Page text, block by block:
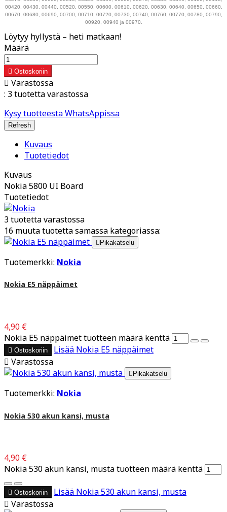
00420, 00430, 00440, 00520, 00550, 00600, 00610, 00620, 00630, 00640, 00650, 00660,
00670, 00680, 00690, 00700, 00710, 00720, 00730, 00740, 00760, 00770, 00780, 00790,
00920, 00940 ja 00970.
Löytyy hyllystä – heti matkaan!
Määrä
 Ostoskoriin
 Varastossa
: 3 tuotetta varastossa
Kysy tuotteesta WhatsAppissa
Kuvaus
Tuotetiedot
Kuvaus
Nokia 5800 UI Board
Tuotetiedot
3 tuotetta varastossa
16 muuta tuotetta samassa kategoriassa:
Pikakatselu
Tuotemerkki: Nokia
Nokia E5 näppäimet
4,90 €
Nokia E5 näppäimet tuotteen määrä kenttä
 Ostoskoriin Lisää Nokia E5 näppäimet
 Varastossa
 Pikakatselu
Tuotemerkki: Nokia
Nokia 530 akun kansi, musta
4,90 €
Nokia 530 akun kansi, musta tuotteen määrä kenttä
 Ostoskoriin Lisää Nokia 530 akun kansi, musta
 Varastossa